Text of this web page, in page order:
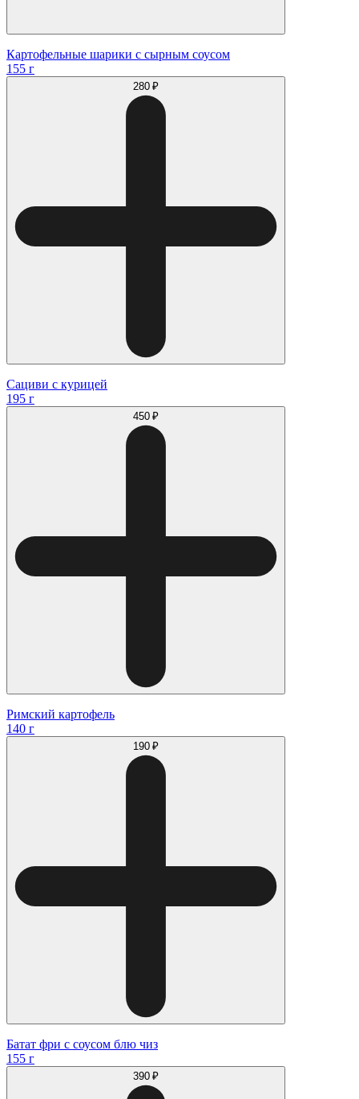
Картофельные шарики с сырным соусом
155 г
280 ₽
Сациви с курицей
195 г
450 ₽
Римский картофель
140 г
190 ₽
Батат фри с соусом блю чиз
155 г
390 ₽